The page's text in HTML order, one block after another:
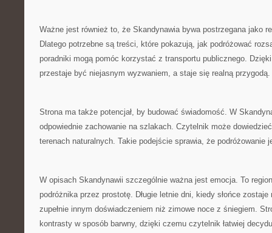
Ważne jest również to, że Skandynawia bywa postrzegana jako
Dlatego potrzebne są treści, które pokazują, jak podróżować
poradniki mogą pomóc korzystać z transportu publicznego.
przestaje być niejasnym wyzwaniem, a staje się realną przygodą.
Strona ma także potencjał, by budować świadomość. W
odpowiednie zachowanie na szlakach. Czytelnik może
terenach naturalnych. Takie podejście sprawia, że podróżowanie
W opisach Skandynawii szczególnie ważna jest emocja. To
podróżnika przez prostotę. Długie letnie dni, kiedy słońce
zupełnie innym doświadczeniem niż zimowe noce z śniegiem.
kontrasty w sposób barwny, dzięki czemu czytelnik łatwiej